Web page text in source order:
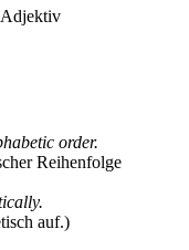
Adjektiv
order.
Reihenfolge
auf.)